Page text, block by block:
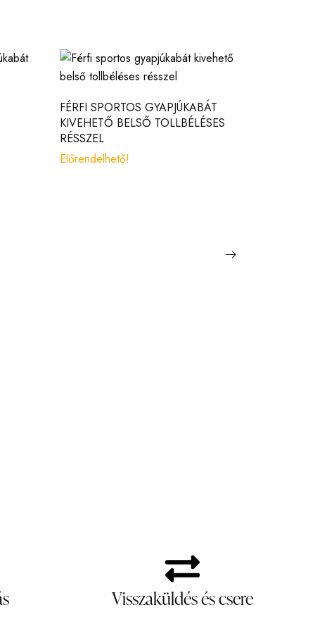
FÉRFI SPORTOS GYAPJÚKABÁT
KIVEHETŐ BELSŐ TOLLBÉLÉSES
RÉSSZEL
Előrendelhető!
Visszaküldés és csere